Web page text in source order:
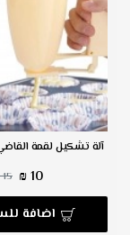
آلة تشكيل لقمة
10 ₪
15 ₪
اضافة